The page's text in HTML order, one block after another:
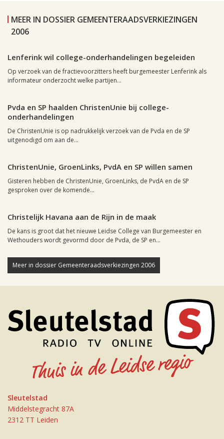
MEER IN DOSSIER GEMEENTERAADSVERKIEZINGEN
2006
Lenferink wil college-onderhandelingen begeleiden
Op verzoek van de fractievoorzitters heeft burgemeester Lenferink als
informateur onderzocht welke partijen...
Pvda en SP haalden ChristenUnie bij college-
onderhandelingen
De ChristenUnie is op nadrukkelijk verzoek van de Pvda en de SP
uitgenodigd om aan de...
ChristenUnie, GroenLinks, PvdA en SP willen samen
Gisteren hebben de ChristenUnie, GroenLinks, de PvdA en de SP
gesproken over de komende...
Christelijk Havana aan de Rijn in de maak
De kans is groot dat het nieuwe Leidse College van Burgemeester en
Wethouders wordt gevormd door de Pvda, de SP en...
Meer in dossier Gemeenteraadsverkiezingen 2006
Sleutelstad
Middelstegracht 87A
2312 TT Leiden